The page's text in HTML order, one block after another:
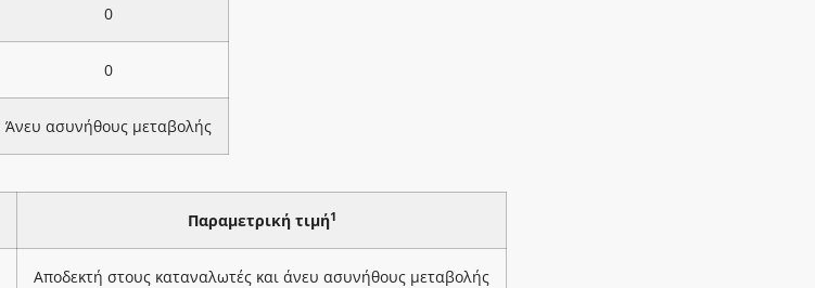
0
0
Άνευ ασυνήθους μεταβολής
Παραμετρική τιμή1
Αποδεκτή στους καταναλωτές και άνευ ασυνήθους μεταβολής